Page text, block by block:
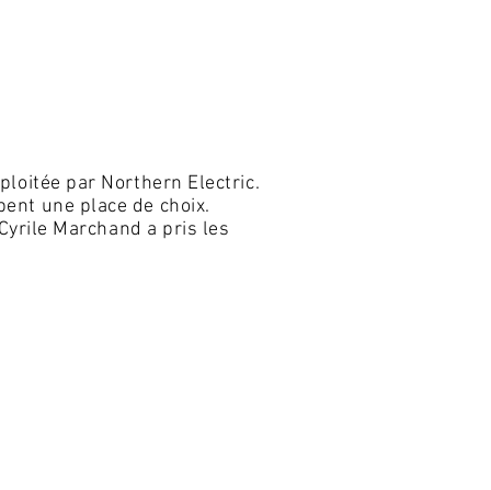
par Northern Electric.
une place de choix.
Marchand a pris les